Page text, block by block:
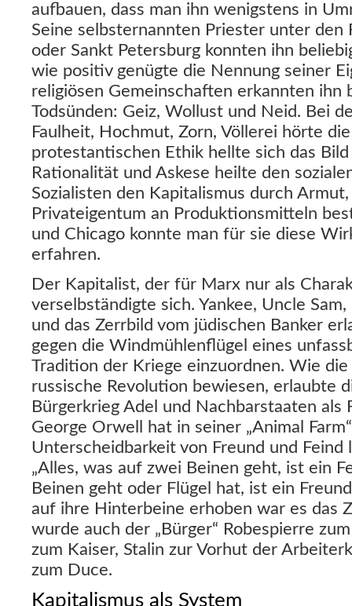
aufbauen, dass man ihn wenigstens in
Seine selbsternannten Priester unter den
oder Sankt Petersburg konnten ihn
wie positiv genügte die Nennung seiner
religiösen Gemeinschaften erkannten ihn
Todsünden: Geiz, Wollust und Neid. Bei
Faulheit, Hochmut, Zorn, Völlerei hörte
protestantischen Ethik hellte sich das
Rationalität und Askese heilte den
Sozialisten den Kapitalismus durch
Privateigentum an Produktionsmitteln
und Chicago konnte man für sie diese
erfahren.
Der Kapitalist, der für Marx nur als
verselbständigte sich. Yankee, Uncle
und das Zerrbild vom jüdischen Banker
gegen die Windmühlenflügel eines
Tradition der Kriege einzuordnen. Wie
russische Revolution bewiesen, erlaubte
Bürgerkrieg Adel und Nachbarstaaten als
George Orwell hat in seiner „Animal
Unterscheidbarkeit von Freund und Feind
„Alles, was auf zwei Beinen geht, ist ein
Beinen geht oder Flügel hat, ist ein
auf ihre Hinterbeine erhoben war es das
wurde auch der „Bürger“ Robespierre
zum Kaiser, Stalin zur Vorhut der
zum Duce.
Kapitalismus als System